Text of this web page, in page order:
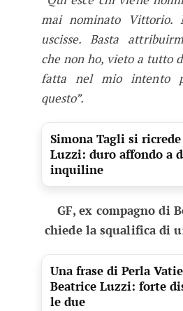
mai nominato Vittorio.
uscisse. Basta
che non ho, vieto a tutto
fatta nel mio intento
questo”.
Simona Tagli si
Luzzi: duro affondo a
inquiline
GF, ex compagno di
chiede la squalifica di
Una frase di Perla
Beatrice Luzzi: forte
le due